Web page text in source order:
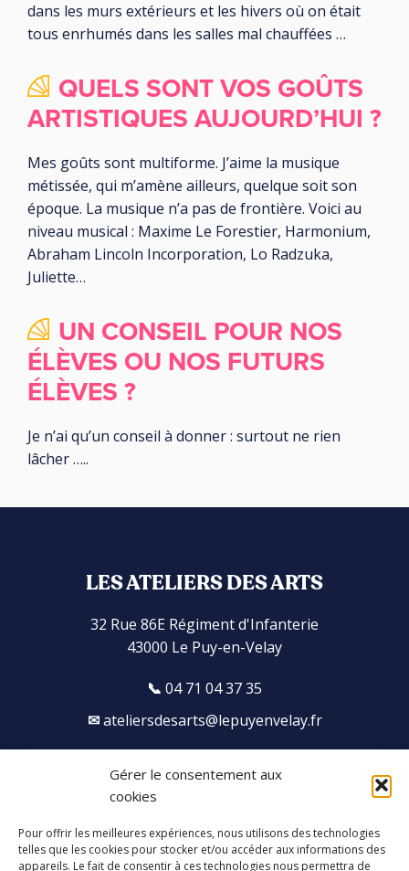
Gérer le consentement aux
cookies
Pour offrir les meilleures expériences, nous utilisons des technologies
telles que les cookies pour stocker et/ou accéder aux informations des
appareils. Le fait de consentir à ces technologies nous permettra de
dans les murs extérieurs et les hivers où on était
tous enrhumés dans les salles mal chauffées …
QUELS SONT VOS GOÛTS
ARTISTIQUES AUJOURD’HUI ?
Mes goûts sont multiforme. J’aime la musique
métissée, qui m’amène ailleurs, quelque soit son
époque. La musique n’a pas de frontière. Voici au
niveau musical : Maxime Le Forestier, Harmonium,
Abraham Lincoln Incorporation, Lo Radzuka,
Juliette…
UN CONSEIL POUR NOS
ÉLÈVES OU NOS FUTURS
ÉLÈVES ?
Je n’ai qu’un conseil à donner : surtout ne rien
lâcher …..
LES ATELIERS DES ARTS
32 Rue 86E Régiment d'Infanterie
43000 Le Puy-en-Velay
04 71 04 37 35
ateliersdesarts@lepuyenvelay.fr
S'inscrire à la newsletter